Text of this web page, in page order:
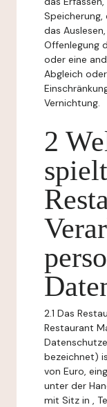
Speicherung,
das
Offenlegung
oder eine
Abgleich
Vernichtung.
2
2.1 Das
Restaurant
bezeichnet)
von Euro,
unter der
mit Sitz in ,